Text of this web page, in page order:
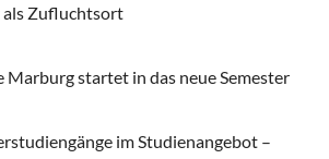
als Zufluchtsort
Marburg startet in das neue Semester
im Studienangebot –